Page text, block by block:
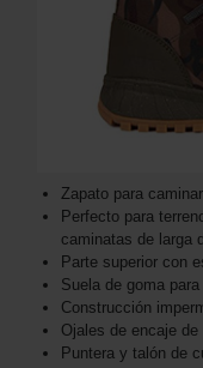
Zapato para
Perfecto para
caminatas de larga
Parte superior con
Suela de goma
Construcción
Ojales de encaje
Puntera y talón de